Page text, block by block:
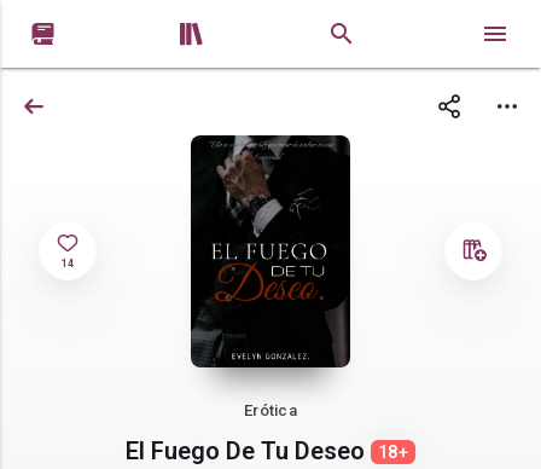
 
14
Erótica
El Fuego De Tu Deseo 18+